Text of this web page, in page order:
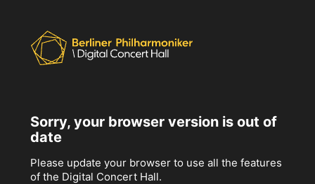
Sorry, your browser version is out of
date
Please update your browser to use all the features
of the Digital Concert Hall.